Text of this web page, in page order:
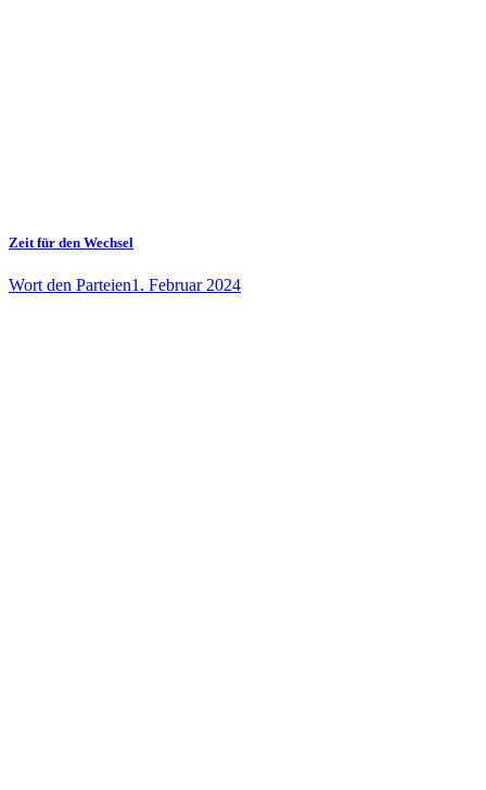
Zeit für den Wechsel
Wort den Parteien1. Februar 2024